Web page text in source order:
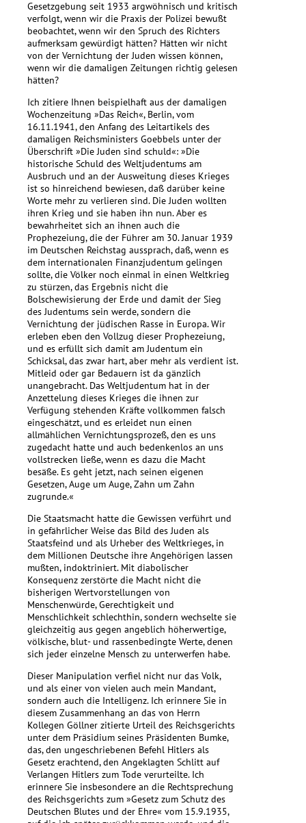
Gesetzgebung seit 1933 argwöhnisch und kritisch
verfolgt, wenn wir die Praxis der Polizei bewußt
beobachtet, wenn wir den Spruch des Richters
aufmerksam gewürdigt hätten? Hätten wir nicht
von der Vernichtung der Juden wissen können,
wenn wir die damaligen Zeitungen richtig gelesen
hätten?
Ich zitiere Ihnen beispielhaft aus der damaligen
Wochenzeitung »Das Reich«, Berlin, vom
16.11.1941, den Anfang des Leitartikels des
damaligen Reichsministers Goebbels unter der
Überschrift »Die Juden sind schuld«: »Die
historische Schuld des Weltjudentums am
Ausbruch und an der Ausweitung dieses Krieges
ist so hinreichend bewiesen, daß darüber keine
Worte mehr zu verlieren sind. Die Juden wollten
ihren Krieg und sie haben ihn nun. Aber es
bewahrheitet sich an ihnen auch die
Prophezeiung, die der Führer am 30. Januar 1939
im Deutschen Reichstag aussprach, daß, wenn es
dem internationalen Finanzjudentum gelingen
sollte, die Völker noch einmal in einen Weltkrieg
zu stürzen, das Ergebnis nicht die
Bolschewisierung der Erde und damit der Sieg
des Judentums sein werde, sondern die
Vernichtung der jüdischen Rasse in Europa. Wir
erleben eben den Vollzug dieser Prophezeiung,
und es erfüllt sich damit am Judentum ein
Schicksal, das zwar hart, aber mehr als verdient ist.
Mitleid oder gar Bedauern ist da gänzlich
unangebracht. Das Weltjudentum hat in der
Anzettelung dieses Krieges die ihnen zur
Verfügung stehenden Kräfte vollkommen falsch
eingeschätzt, und es erleidet nun einen
allmählichen Vernichtungsprozeß, den es uns
zugedacht hatte und auch bedenkenlos an uns
vollstrecken ließe, wenn es dazu die Macht
besäße. Es geht jetzt, nach seinen eigenen
Gesetzen, Auge um Auge, Zahn um Zahn
zugrunde.«
Die Staatsmacht hatte die Gewissen verführt und
in gefährlicher Weise das Bild des Juden als
Staatsfeind und als Urheber des Weltkrieges, in
dem Millionen Deutsche ihre Angehörigen lassen
mußten, indoktriniert. Mit diabolischer
Konsequenz zerstörte die Macht nicht die
bisherigen Wertvorstellungen von
Menschenwürde, Gerechtigkeit und
Menschlichkeit schlechthin, sondern wechselte sie
gleichzeitig aus gegen angeblich höherwertige,
völkische, blut- und rassenbedingte Werte, denen
sich jeder einzelne Mensch zu unterwerfen habe.
Dieser Manipulation verfiel nicht nur das Volk,
und als einer von vielen auch mein Mandant,
sondern auch die Intelligenz. Ich erinnere Sie in
diesem Zusammenhang an das von Herrn
Kollegen Göllner zitierte Urteil des Reichsgerichts
unter dem Präsidium seines Präsidenten Bumke,
das, den ungeschriebenen Befehl Hitlers als
Gesetz erachtend, den Angeklagten Schlitt auf
Verlangen Hitlers zum Tode verurteilte. Ich
erinnere Sie insbesondere an die Rechtsprechung
des Reichsgerichts zum »Gesetz zum Schutz des
Deutschen Blutes und der Ehre« vom 15.9.1935,